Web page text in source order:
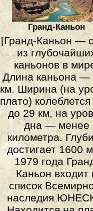
Гранд-Каньон
[Гранд-Каньон —
из
каньонов в
Длина каньона —
км. Ширина (на
плато)
до 29 км, на
дна — менее
километра.
достигает 1600
1979 года
Каньон входит
список
наследия